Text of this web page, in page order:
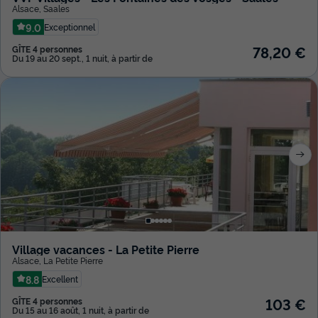
Alsace Saales
9.0 Exceptionnel
GÎTE 4 personnes
Du 19 au 20 sept., 1 nuit, à partir de 78,20 €
Village vacances - La Petite Pierre
Alsace La Petite Pierre
8.8 Excellent
GÎTE 4 personnes
Du 15 au 16 août, 1 nuit, à partir de 103 €